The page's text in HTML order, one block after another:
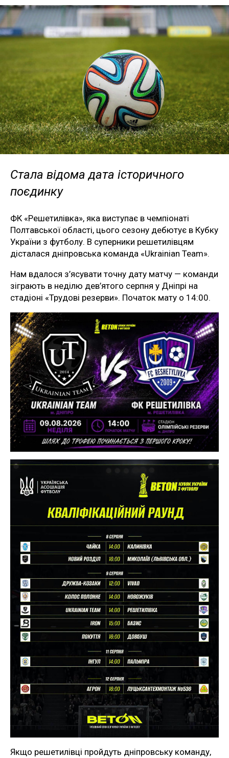
Стала відома дата історичного
поєдинку
ФК «Решетилівка», яка виступає в чемпіонаті
Полтавської області, цього сезону дебютує в Кубку
України з футболу. В суперники решетилівцям
дісталася дніпровська команда «Ukrainian Team».
Нам вдалося з’ясувати точну дату матчу — команди
зіграють в неділю дев’ятого серпня у Дніпрі на
стадіоні «Трудові резерви». Початок мату о 14:00.
Якщо решетилівці пройдуть дніпровську команду,